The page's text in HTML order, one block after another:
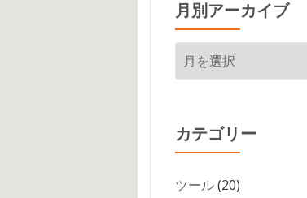
月別アーカイブ
月
別
カ
ブ
カテゴリー
ツール(20)